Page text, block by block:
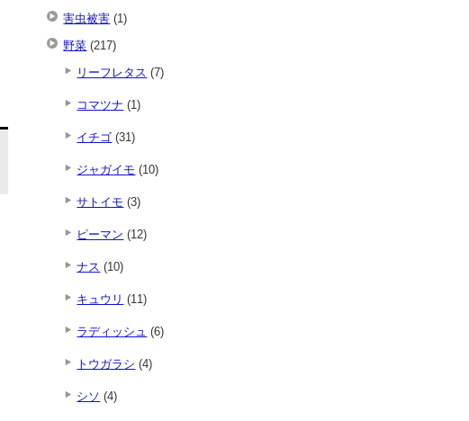
害虫被害 (1)
野菜 (217)
リーフレタス (7)
コマツナ (1)
イチゴ (31)
ジャガイモ (10)
サトイモ (3)
ピーマン (12)
ナス (10)
キュウリ (11)
ラディッシュ (6)
トウガラシ (4)
シソ (4)